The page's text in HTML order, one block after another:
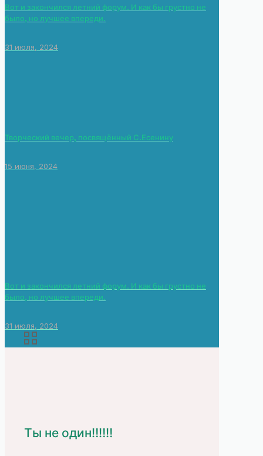
Вот и закончился летний форум. И как бы грустно не
было, но лучшее впереди.
31 июля, 2024
Творческий вечер, посвящённый С.Есенину
15 июня, 2024
Вот и закончился летний форум. И как бы грустно не
было, но лучшее впереди.
31 июля, 2024
Ты не один‼‼‼